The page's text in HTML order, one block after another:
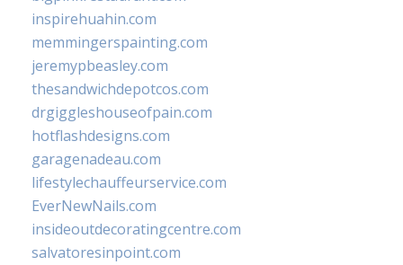
inspirehuahin.com
memmingerspainting.com
jeremypbeasley.com
thesandwichdepotcos.com
drgiggleshouseofpain.com
hotflashdesigns.com
garagenadeau.com
lifestylechauffeurservice.com
EverNewNails.com
insideoutdecoratingcentre.com
salvatoresinpoint.com